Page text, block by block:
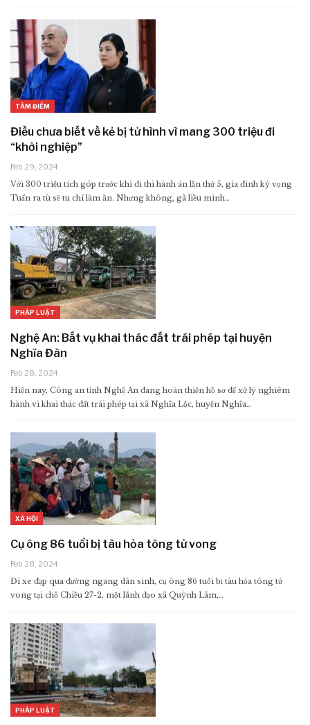
TÂM ĐIỂM
Điều chưa biết về kẻ bị tử hình vì mang 300 triệu đi
“khởi nghiệp”
Feb 29, 2024
Với 300 triệu tích góp trước khi đi thi hành án lần thứ 5, gia đình kỳ vọng
Tuấn ra tù sẽ tu chí làm ăn. Nhưng không, gã liều mình…
PHÁP LUẬT
Nghệ An: Bắt vụ khai thác đất trái phép tại huyện
Nghĩa Đàn
Feb 28, 2024
Hiện nay, Công an tỉnh Nghệ An đang hoàn thiện hồ sơ để xử lý nghiêm
hành vi khai thác đất trái phép tại xã Nghĩa Lộc, huyện Nghĩa…
XÃ HỘI
Cụ ông 86 tuổi bị tàu hỏa tông tử vong
Feb 28, 2024
Đi xe đạp qua đường ngang dân sinh, cụ ông 86 tuổi bị tàu hỏa tông tử
vong tại chỗ Chiều 27-2, một lãnh đạo xã Quỳnh Lâm,…
PHÁP LUẬT